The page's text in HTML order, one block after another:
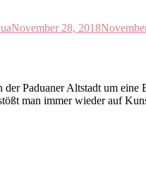
November 28, 2018
Altstadt um eine
man immer wieder auf